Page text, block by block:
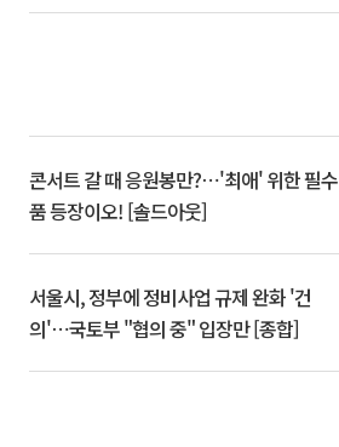
콘서트 갈 때 응원봉만?⋯'최애' 위한 필수
품 등장이오! [솔드아웃]
서울시, 정부에 정비사업 규제 완화 '건
의'⋯국토부 "협의 중" 입장만 [종합]